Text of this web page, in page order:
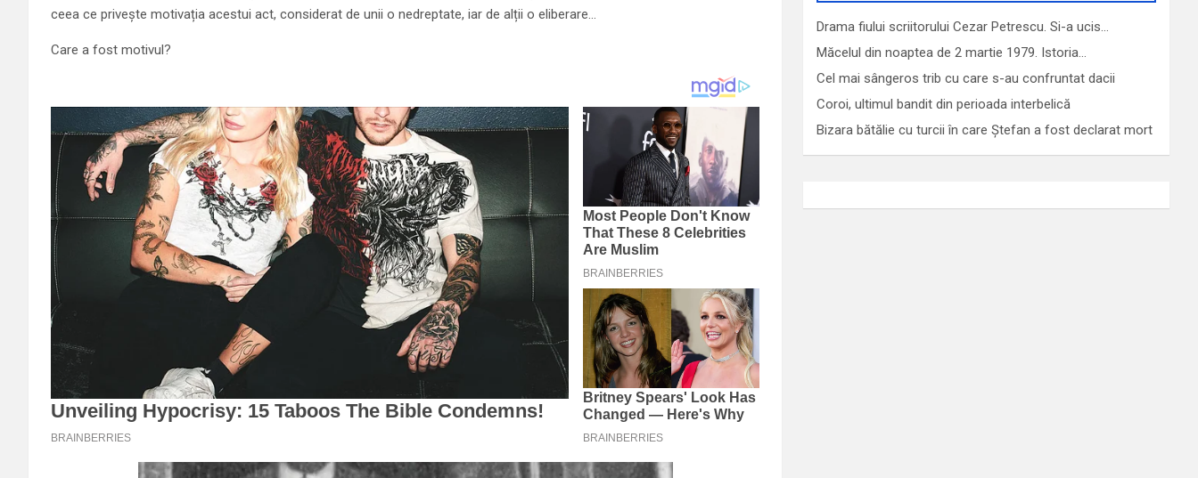
ceea ce privește motivația acestui act, considerat de unii o nedreptate, iar de alții o eliberare…
Care a fost motivul?
Drama fiului scriitorului Cezar Petrescu. Si-a ucis…
Măcelul din noaptea de 2 martie 1979. Istoria…
Cel mai sângeros trib cu care s-au confruntat dacii
Coroi, ultimul bandit din perioada interbelică
Bizara bătălie cu turcii în care Ștefan a fost declarat mort